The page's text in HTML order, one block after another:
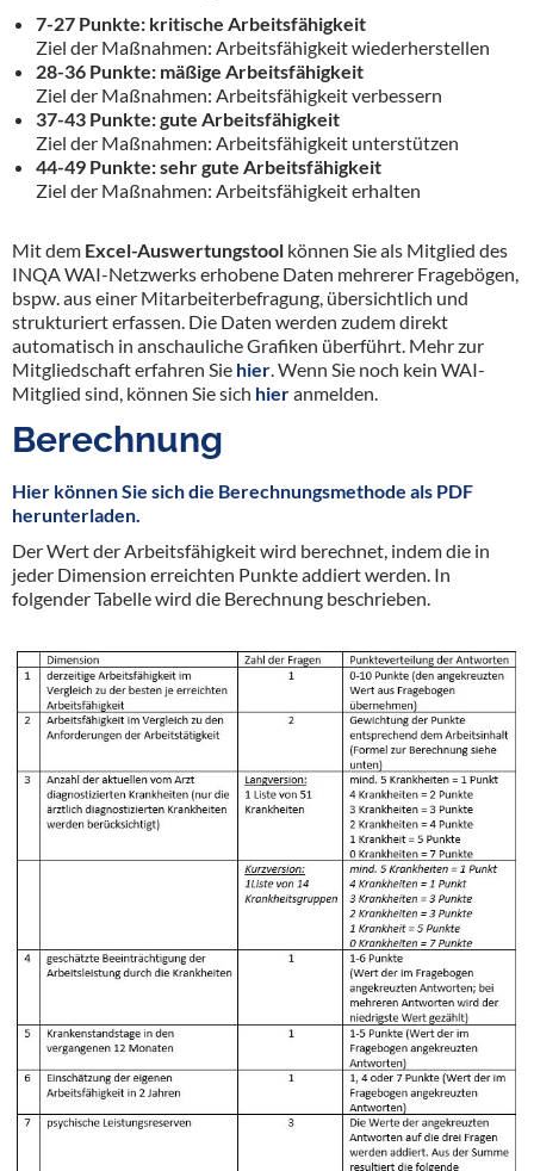
7-27 Punkte: kritische Arbeitsfähigkeit
Ziel der Maßnahmen: Arbeitsfähigkeit wiederherstellen
28-36 Punkte: mäßige Arbeitsfähigkeit
Ziel der Maßnahmen: Arbeitsfähigkeit verbessern
37-43 Punkte: gute Arbeitsfähigkeit
Ziel der Maßnahmen: Arbeitsfähigkeit unterstützen
44-49 Punkte: sehr gute Arbeitsfähigkeit
Ziel der Maßnahmen: Arbeitsfähigkeit erhalten
Mit dem Excel-Auswertungstool können Sie als Mitglied des
INQA WAI-Netzwerks erhobene Daten mehrerer Fragebögen,
bspw. aus einer Mitarbeiterbefragung, übersichtlich und
strukturiert erfassen. Die Daten werden zudem direkt
automatisch in anschauliche Grafiken überführt. Mehr zur
Mitgliedschaft erfahren Sie hier. Wenn Sie noch kein WAI-
Mitglied sind, können Sie sich hieranmelden.
Berechnung
Hier können Sie sich die Berechnungsmethode als PDF
herunterladen.
Der Wert der Arbeitsfähigkeit wird berechnet, indem die in
jeder Dimension erreichten Punkte addiert werden. In
folgender Tabelle wird die Berechnung beschrieben.